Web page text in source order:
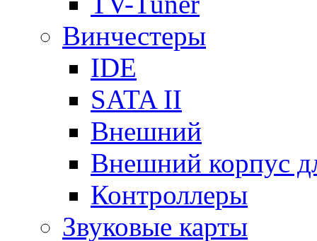
Винчестеры
IDE
SATA II
Внешний
Внешний корпус
Контроллеры
Звуковые карты